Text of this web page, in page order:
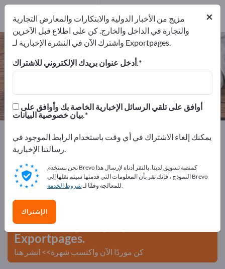
شموع ديكور – اعثر على الشركات
المصنعة والموردين
2
2
Exportpages
مستلزمات وأدوات المنزل
اكسسوارات المنازل
شموع ديكور
أعلن مجانًا على Exportpages!
الاحتياجات – العروض – السلع المستعملة – جهات الاتصال
التجارية >> ابدأ من هنا
انشر شركتك ومنتجاتك على
Exportpages.
كن موردًا الآن واكتسب شهرة>> انشر هنا
×
مزيج من الأخبار الدولية والابتكارات والمعارض التجارية
والتجارة في الداخل والخارج. كن على اطلاع قبل الآخرين
واشترك الآن في النشرة الإخبارية لـ Exportpages.
أدخل عنوان بريدك الإلكتروني للاشتراك.
بيان خصوصية البيانات.
يمكنك إلغاء الاشتراك في أي وقت باستخدام الرابط الموجود في
رسالتنا الإخبارية.
نحن نستخدم Brevo كمنصة تسويق لدينا. بالنقر أدناه لإرسال هذا
النموذج ، فإنك تقر بأن المعلومات التي قدمتها سيتم نقلها إلى Brevo
للمعالجة وفقًا لـشروط الخدمة .
الإشتراك